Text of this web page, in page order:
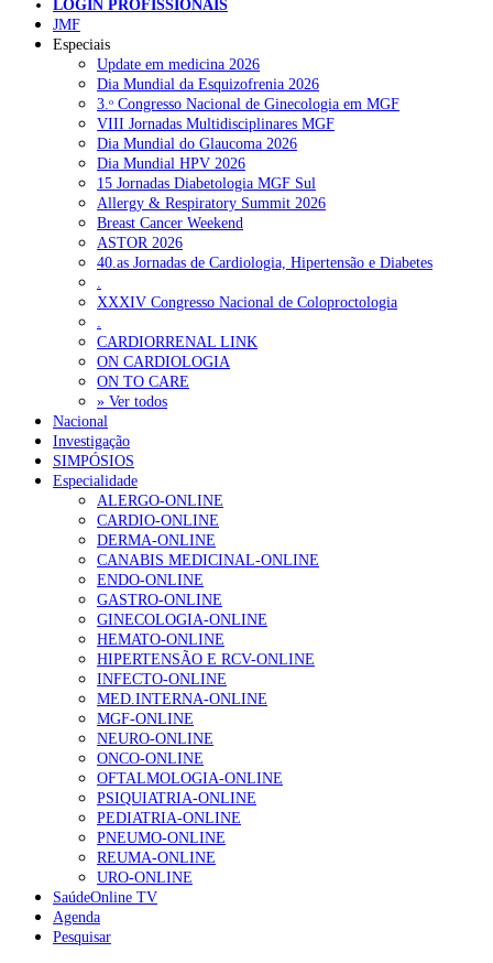
NOTÍCIAS RECENTES
Portugal está a formar os médicos de que precisa? 6 de Agosto,
Estudantes de Medicina representados na 79.ª World Health
Assembly 6 de Agosto, 2026
SCORA X-Change Portugal promove formação internacional
em saúde sexual e reprodutiva 6 de Agosto, 2026
ANEM reúne com coordenador do Pacto Estratégico para a
Saúde
Sindicato diz que nova carreira de médicos dentistas reforça
estabilidade no SNS
NOTÍCIAS MAIS LIDAS
Enfermagem Forense. “Da urgência ao tribunal, cada
gesto conta e cada profissional faz a diferença”
202 visualizações
Alguns milhares de utentes podem ficar sem médico de
família com nova regras do registo, alerta associação
175 visualizações
Quase quatro em cada dez doentes com enfarte
apresentavam níveis elevados de Lp(a), revela estudo
86 visualizações
“Os programas de rastreio do cancro do pulmão são
custo-efetivos e representam um investimento
sustentável para os sistemas de saúde”
66 visualizações
LOGIN PROFISSIONAIS
JMF
Especiais
Update em medicina 2026
Dia Mundial da Esquizofrenia 2026
3.ᵒ Congresso Nacional de Ginecologia em MGF
VIII Jornadas Multidisciplinares MGF
Dia Mundial do Glaucoma 2026
Dia Mundial HPV 2026
15 Jornadas Diabetologia MGF Sul
Allergy & Respiratory Summit 2026
Breast Cancer Weekend
ASTOR 2026
40.as Jornadas de Cardiologia, Hipertensão e Diabetes
.
XXXIV Congresso Nacional de Coloproctologia
.
CARDIORRENAL LINK
ON CARDIOLOGIA
ON TO CARE
» Ver todos
Nacional
Investigação
SIMPÓSIOS
Especialidade
ALERGO-ONLINE
CARDIO-ONLINE
DERMA-ONLINE
CANABIS MEDICINAL-ONLINE
ENDO-ONLINE
GASTRO-ONLINE
GINECOLOGIA-ONLINE
HEMATO-ONLINE
HIPERTENSÃO E RCV-ONLINE
INFECTO-ONLINE
MED.INTERNA-ONLINE
MGF-ONLINE
NEURO-ONLINE
ONCO-ONLINE
OFTALMOLOGIA-ONLINE
PSIQUIATRIA-ONLINE
PEDIATRIA-ONLINE
PNEUMO-ONLINE
REUMA-ONLINE
URO-ONLINE
SaúdeOnline TV
Agenda
Pesquisar